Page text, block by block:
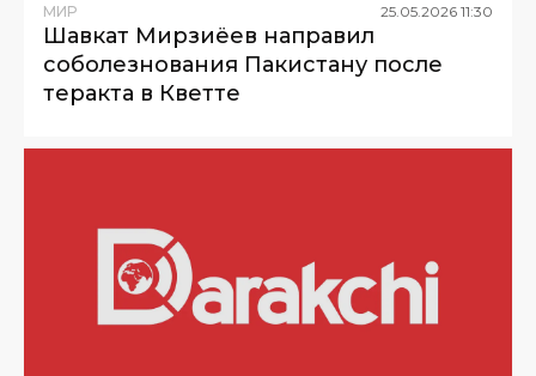
МИР 25 05 2026 11:30
Шавкат Мирзиёев направил
соболезнования Пакистану после
теракта в Кветте